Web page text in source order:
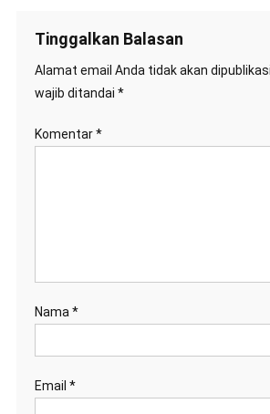
Tinggalkan Balasan
Alamat email Anda tidak akan
wajib ditandai *
Komentar*
Nama*
Email *